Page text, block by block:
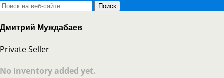
Дмитрий Муждабаев
Private Seller
No Inventory added yet.